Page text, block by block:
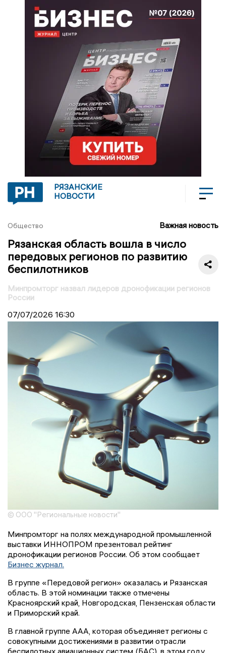
РЯЗАНСКИЕ
НОВОСТИ
Общество Важная новость
Рязанская область вошла в число
передовых регионов по развитию
беспилотников
Минпромторг назвал лидеров дронофикации регионов
России
07/07/2026 16:30
© ООО "Региональные новости"
Минпромторг на полях международной промышленной
выставки ИННОПРОМ презентовал рейтинг
дронофикации регионов России. Об этом сообщает
Бизнес журнал.
В группе «Передовой регион» оказалась и Рязанская
область. В этой номинации также отмечены
Красноярский край, Новгородская, Пензенская области
и Приморский край.
В главной группе ААА, которая объединяет регионы с
совокупными достижениями в развитии отрасли